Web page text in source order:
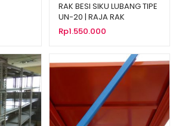
RAK BESI SIKU LUBANG TIPE
UN-20 | RAJA RAK
Rp1.550.000